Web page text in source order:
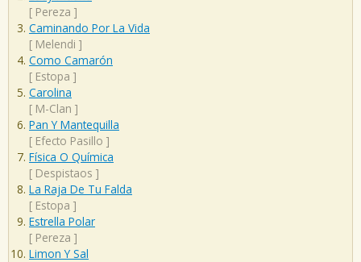
[ Pereza ]
Caminando Por La Vida
[ Melendi ]
Como Camarón
[ Estopa ]
Carolina
[ M-Clan ]
Pan Y Mantequilla
[ Efecto Pasillo ]
Física O Química
[ Despistaos ]
La Raja De Tu Falda
[ Estopa ]
Estrella Polar
[ Pereza ]
Limon Y Sal